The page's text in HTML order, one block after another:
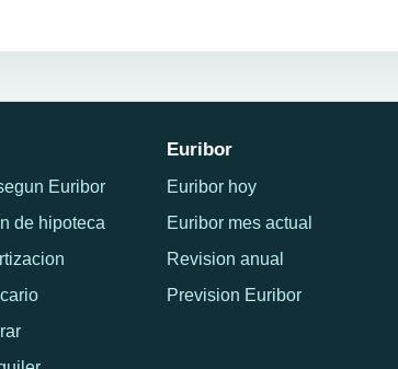
Euribor
de hipoteca
Euribor
Euribor hoy
Euribor mes actual
Revision anual
Prevision Euribor